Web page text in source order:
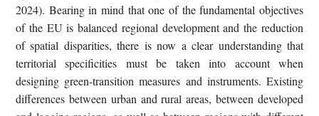
2024). Bearing in mind that one of the fundamental objectives
of the EU is balanced regional development and the reduction
of spatial disparities, there is now a clear understanding that
territorial specificities must be taken into account when
designing green-transition measures and instruments. Existing
differences between urban and rural areas, between developed